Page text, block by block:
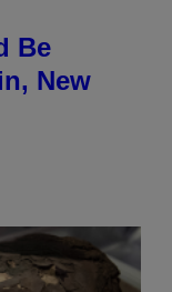
Be
New